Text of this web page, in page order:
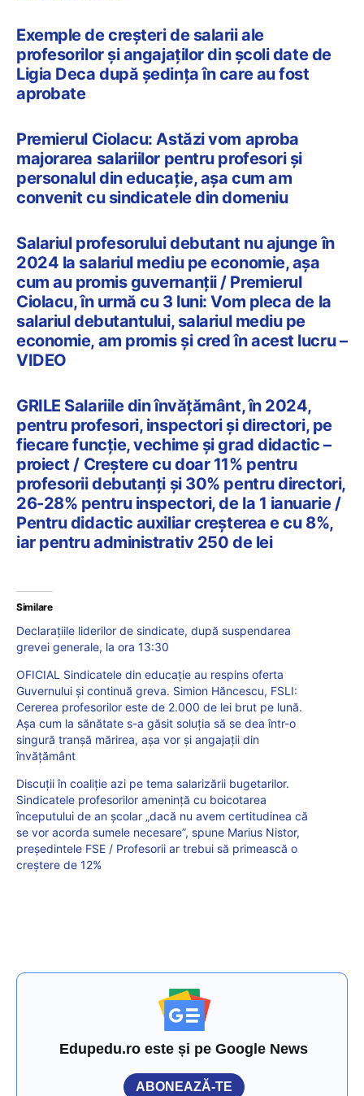
Exemple de creșteri de salarii ale
profesorilor și angajaților din școli date de
Ligia Deca după ședința în care au fost
aprobate
Premierul Ciolacu: Astăzi vom aproba
majorarea salariilor pentru profesori și
personalul din educație, așa cum am
convenit cu sindicatele din domeniu
Salariul profesorului debutant nu ajunge în
2024 la salariul mediu pe economie, așa
cum au promis guvernanții / Premierul
Ciolacu, în urmă cu 3 luni: Vom pleca de la
salariul debutantului, salariul mediu pe
economie, am promis și cred în acest lucru –
VIDEO
GRILE Salariile din învățământ, în 2024,
pentru profesori, inspectori și directori, pe
fiecare funcție, vechime și grad didactic –
proiect / Creștere cu doar 11% pentru
profesorii debutanți și 30% pentru directori,
26-28% pentru inspectori, de la 1 ianuarie /
Pentru didactic auxiliar creșterea e cu 8%,
iar pentru administrativ 250 de lei
Similare
Declarațiile liderilor de sindicate, după suspendarea
grevei generale, la ora 13:30
OFICIAL Sindicatele din educație au respins oferta
Guvernului și continuă greva. Simion Hăncescu, FSLI:
Cererea profesorilor este de 2.000 de lei brut pe lună.
Așa cum la sănătate s-a găsit soluția să se dea într-o
singură tranșă mărirea, așa vor și angajații din
învățământ
Discuții în coaliție azi pe tema salarizării bugetarilor.
Sindicatele profesorilor amenință cu boicotarea
începutului de an școlar „dacă nu avem certitudinea că
se vor acorda sumele necesare”, spune Marius Nistor,
președintele FSE / Profesorii ar trebui să primească o
creștere de 12%
Edupedu.ro este și pe Google News
ABONEAZĂ-TE